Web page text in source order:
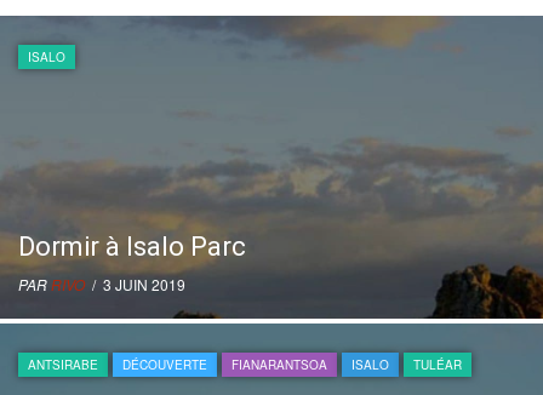
ISALO
Dormir à Isalo Parc
PAR RIVO/ 3 JUIN 2019
ANTSIRABE DÉCOUVERTE FIANARANTSOA ISALO TULÉAR